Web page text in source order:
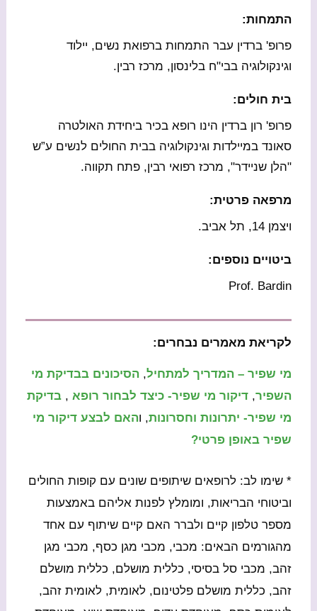
התמחות:
פרופ' ברדין עבר התמחות ברפואת נשים, יילוד
וגינקולוגיה בבי"ח בלינסון, מרכז רבין.
בית חולים:
פרופ' רון ברדין הינו רופא בכיר ביחידת האולטרה
סאונד במיילדות וגינקולוגיה בבית החולים לנשים ע”ש
"הלן שניידר", מרכז רפואי רבין, פתח תקווה.
מרפאה פרטית:
ויצמן 14, תל אביב.
ביטויים נוספים:
Prof. Bardin
לקריאת מאמרים נבחרים:
מי שפיר – המדריך למתחיל, הסיכונים בבדיקת מי
השפיר, דיקור מי שפיר- כיצד לבחור רופא, בדיקת
מי שפיר- יתרונות וחסרונות, והאם לבצע דיקור מי
שפיר באופן פרטי?
* שימו לב: לרופאים שיתופים שונים עם קופות החולים
וביטוחי הבריאות, ומומלץ לפנות אליהם באמצעות
מספר טלפון קיים ולברר האם קיים שיתוף עם אחד
מהגורמים הבאים: מכבי, מכבי מגן כסף, מכבי מגן
זהב, מכבי סל בסיסי, כללית מושלם, כללית מושלם
זהב, כללית מושלם פלטינום, לאומית, לאומית זהב,